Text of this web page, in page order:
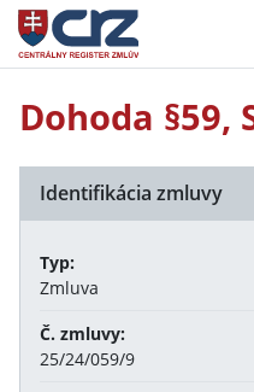
Dohoda §59,
Identifikácia zmluvy
Typ:
Zmluva
Č. zmluvy:
25/24/059/9